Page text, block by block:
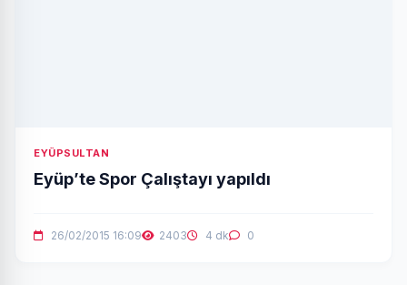
EYÜPSULTAN
Eyüp’te Spor Çalıştayı yapıldı
26/02/2015 16:09 2403 4 dk 0